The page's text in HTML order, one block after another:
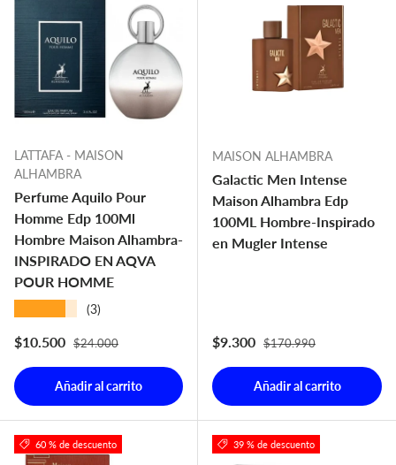
LATTAFA - MAISON
ALHAMBRA
Perfume Aquilo Pour
Homme Edp 100Ml
Hombre Maison Alhambra-
INSPIRADO EN AQVA
POUR HOMME
(3)
Precio de venta
$10.500 Precio normal
$24.000
Añadir al carrito
MAISON ALHAMBRA
Galactic Men Intense
Maison Alhambra Edp
100ML Hombre-Inspirado
en Mugler Intense
Precio de venta
$9.300 Precio normal
$170.990
Añadir al carrito
60 % de descuento 39 % de descuento